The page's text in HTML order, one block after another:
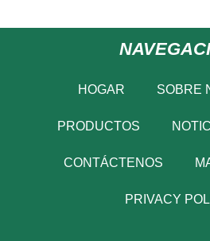
HOGAR SOBRE
PRODUCTOS
CONTÁCTENOS
PRIVACY